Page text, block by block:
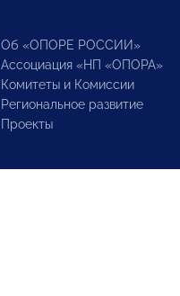
Об «ОПОРЕ РОССИИ»
Ассоциация «НП «ОПОРА»
Комитеты и Комиссии
Региональное развитие
Проекты